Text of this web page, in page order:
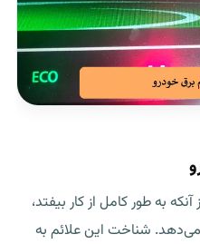
به طور کامل از کار بیفتد،
می‌دهد. شناخت این علائم به